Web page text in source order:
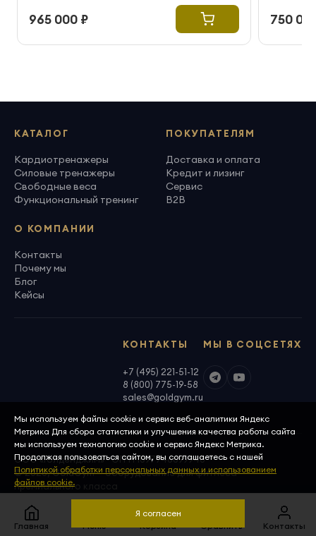
965 000 ₽ 750
КАТАЛОГ
Кардиотренажеры
Силовые тренажеры
Свободные веса
Функциональный тренинг
ПОКУПАТЕЛЯМ
Доставка и оплата
Кредит и лизинг
Сервис
B2B
О КОМПАНИИ
Контакты
Почему мы
Блог
Кейсы
МЫ В СОЦСЕТЯХ
КОНТАКТЫ
+7 (495) 221-51-12
8 (800) 775-19-58
sales@goldgym.ru
ООО «Голденджим» · ОГРН 1097746699940
© 2026, GoldGym — оборудование для фитнеса
премиального класса
Политика конфиденциальности
Скачать реквизиты
Мы используем файлы cookie и сервис веб-аналитики Яндекс
Метрика Для сбора статистики и улучшения качества работы сайта
мы используем технологию cookie и сервис Яндекс Метрика.
Продолжая пользоваться сайтом, вы соглашаетесь с нашей
Политикой обработки персональных данных и использованием
файлов cookie.
Я согласен
Главная
Меню Корзина Сравнить Контакты